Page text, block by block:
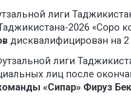
лиги
2026 «Соро
дисквалифицирован на
лиги
лиц после
«Сипар» Фируз